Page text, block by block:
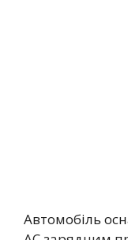
Автомобіль